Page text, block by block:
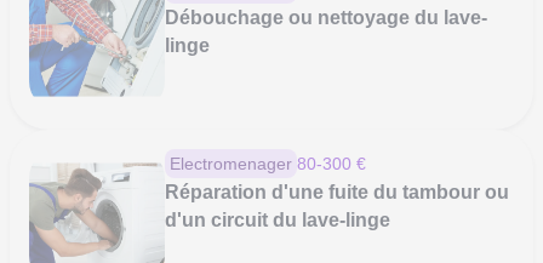
Débouchage ou nettoyage du lave-
linge
Electromenager 80-300 €
Réparation d'une fuite du tambour ou
d'un circuit du lave-linge